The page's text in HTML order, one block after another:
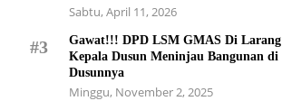
Sabtu, April 11, 2026
#3
Gawat!!! DPD LSM GMAS Di Larang
Kepala Dusun Meninjau Bangunan di
Dusunnya
Minggu, November 2, 2025